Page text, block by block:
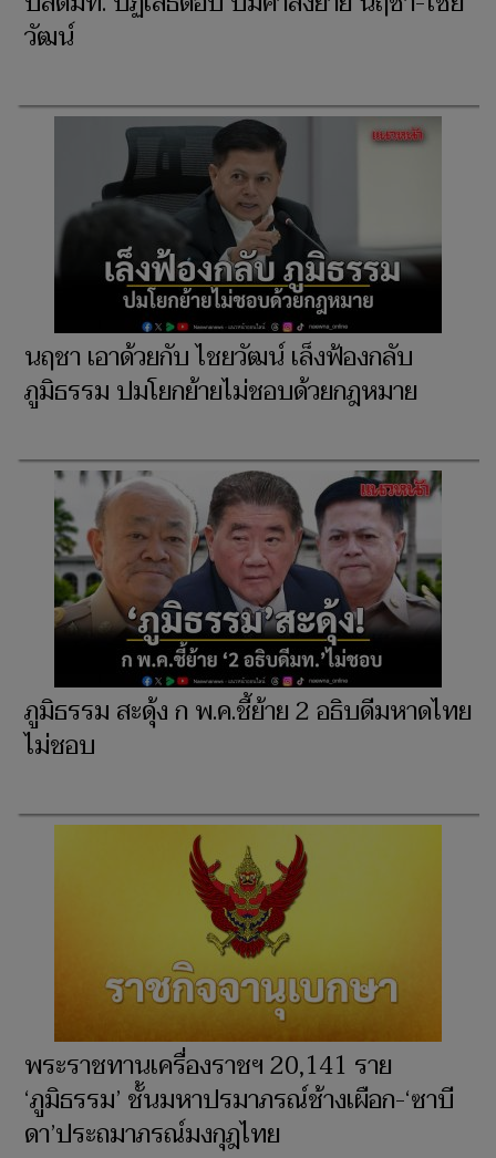
วัฒน์
นฤชา เอาด้วยกับ ไชยวัฒน์ เล็งฟ้องกลับ
ภูมิธรรม ปมโยกย้ายไม่ชอบด้วยกฎหมาย
ภูมิธรรม สะดุ้ง ก พ.ค.ชี้ย้าย 2 อธิบดีมหาดไทย
ไม่ชอบ
พระราชทานเครื่องราชฯ 20,141 ราย
‘ภูมิธรรม’ ชั้นมหาปรมาภรณ์ช้างเผือก-‘ซาบี
ดา’ประถมาภรณ์มงกุฎไทย